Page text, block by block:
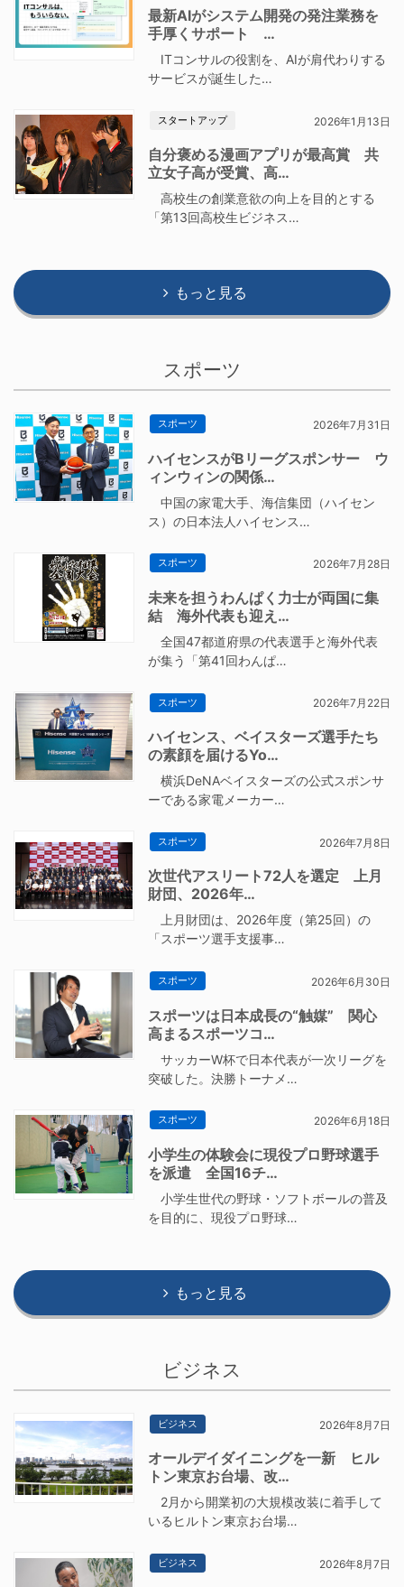
最新AIがシステム開発の発注業務を
手厚くサポート …
ITコンサルの役割を、AIが肩代わりする
サービスが誕生した…
スタートアップ 2026年1月13日
自分褒める漫画アプリが最高賞 共
立女子高が受賞、高…
高校生の創業意欲の向上を目的とする
「第13回高校生ビジネス…
もっと見る
スポーツ
スポーツ 2026年7月31日
ハイセンスがBリーグスポンサー ウ
ィンウィンの関係…
中国の家電大手、海信集団（ハイセン
ス）の日本法人ハイセンス…
スポーツ 2026年7月28日
未来を担うわんぱく力士が両国に集
結 海外代表も迎え…
全国47都道府県の代表選手と海外代表
が集う「第41回わんぱ…
スポーツ 2026年7月22日
ハイセンス、ベイスターズ選手たち
の素顔を届けるYo…
横浜DeNAベイスターズの公式スポンサ
ーである家電メーカー…
スポーツ 2026年7月8日
次世代アスリート72人を選定 上月
財団、2026年…
上月財団は、2026年度（第25回）の
「スポーツ選手支援事…
スポーツ 2026年6月30日
スポーツは日本成長の“触媒” 関心
高まるスポーツコ…
サッカーW杯で日本代表が一次リーグを
突破した。決勝トーナメ…
スポーツ 2026年6月18日
小学生の体験会に現役プロ野球選手
を派遣 全国16チ…
小学生世代の野球・ソフトボールの普及
を目的に、現役プロ野球…
もっと見る
ビジネス
ビジネス 2026年8月7日
オールデイダイニングを一新 ヒル
トン東京お台場、改…
2月から開業初の大規模改装に着手して
いるヒルトン東京お台場…
ビジネス 2026年8月7日